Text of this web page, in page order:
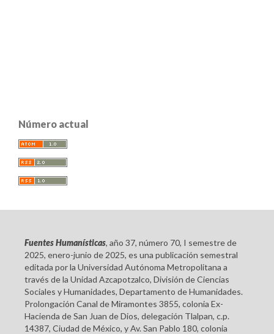
Número actual
Fuentes Humanísticas, año 37, número 70, I semestre de
2025, enero-junio de 2025, es una publicación semestral
editada por la Universidad Autónoma Metropolitana a
través de la Unidad Azcapotzalco, División de Ciencias
Sociales y Humanidades, Departamento de Humanidades.
Prolongación Canal de Miramontes 3855, colonia Ex-
Hacienda de San Juan de Dios, delegación Tlalpan, c.p.
14387, Ciudad de México, y Av. San Pablo 180, colonia